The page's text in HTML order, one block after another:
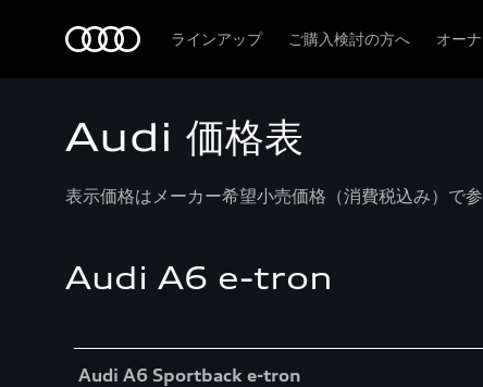
ラインアップ ご購入検討の方へ オー
Audi 価格表
表示価格はメーカー希望小売価格（消費税込み）で
Audi A6 e-tron
Audi A6 Sportback e-tron